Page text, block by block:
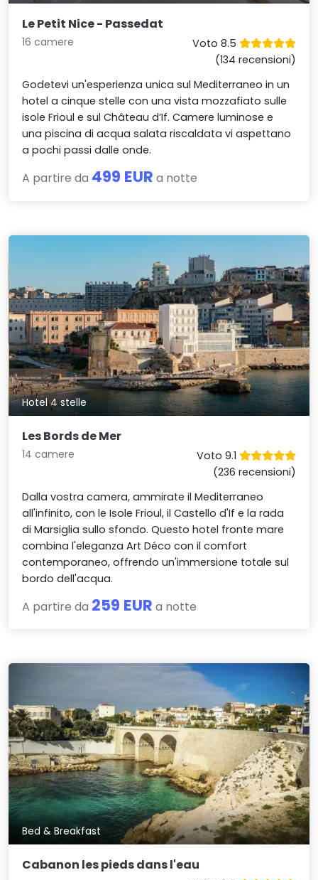
Le Petit Nice - Passedat
16 camere
Voto 8.5
(134 recensioni)
Godetevi un'esperienza unica sul Mediterraneo in un
hotel a cinque stelle con una vista mozzafiato sulle
isole Frioul e sul Château d’If. Camere luminose e
una piscina di acqua salata riscaldata vi aspettano
a pochi passi dalle onde.
A partire da 499 EUR a notte
Hotel 4 stelle
Les Bords de Mer
14 camere
Voto 9.1
(236 recensioni)
Dalla vostra camera, ammirate il Mediterraneo
all'infinito, con le Isole Frioul, il Castello d'If e la rada
di Marsiglia sullo sfondo. Questo hotel fronte mare
combina l'eleganza Art Déco con il comfort
contemporaneo, offrendo un'immersione totale sul
bordo dell'acqua.
A partire da 259 EUR a notte
Bed & Breakfast
Cabanon les pieds dans l'eau